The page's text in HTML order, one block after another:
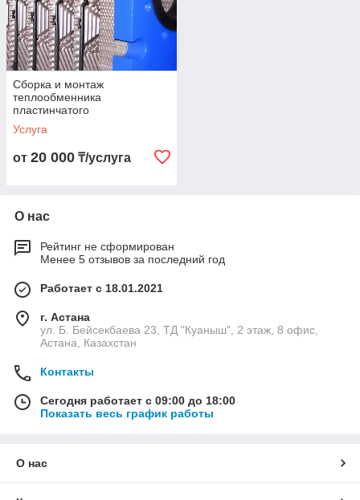
Сборка и монтаж
теплообменника
пластинчатого
Услуга
от 20 000 ₸/услуга
О нас
Рейтинг не сформирован
Менее 5 отзывов за последний год
Работает с 18.01.2021
г. Астана
ул. Б. Бейсекбаева 23, ТД "Куаныш", 2 этаж, 8 офис,
Астана, Казахстан
Контакты
Сегодня работает с 09:00 до 18:00
Показать весь график работы
О нас